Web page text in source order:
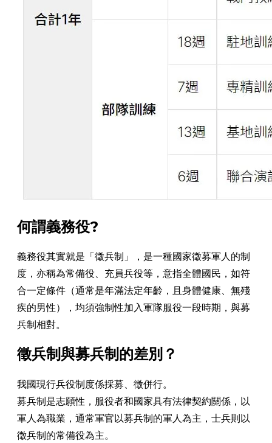
何謂義務役?
義務役其實就是「徵兵制」，是一種國家徵募軍人的制
度，亦稱為常備役、充員兵役等，意指全體國民，如符
合一定條件（通常是年滿法定年齡，且身體健康、無殘
疾的男性），均須強制性加入軍隊服役一段時期，與募
兵制相對。
​徵兵制與募兵制的差別？
我國現行兵役制度係採募、徵併行。
​募兵制是志願性，服役者和國家具有法律契約關係，以
軍人為職業，通常軍官以募兵制的軍人為主，士兵則以
徵兵制的常備役為主。